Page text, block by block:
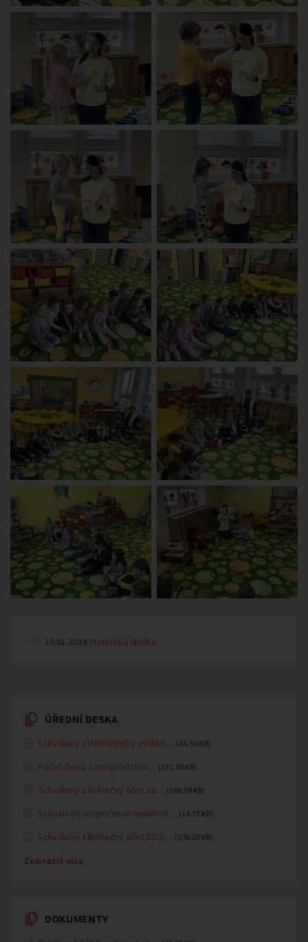
10.01.2024 Mateřská školka
ÚŘEDNÍ DESKA
Schválený střednědobý výhled… (44.50 KB)
Počet členů zastupitelstva… (231.00 KB)
Schválený závěrečný účet za… (148.78 KB)
Schválené rozpočtové opatření… (14.73 KB)
Schválený závěrečný účet DSO… (106.20 KB)
Zobrazit více
DOKUMENTY